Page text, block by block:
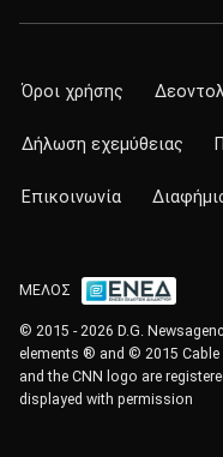
Όροι χρήσης
Δήλωση εχεμύθειας
Επικοινωνία
ΜΕΛΟΣ
© 2015 - 2026 D.G.
elements ® and © 2015 Cable
and the CNN logo are
displayed with permission